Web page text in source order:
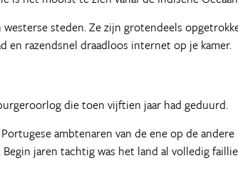
steden. Ze zijn grotendeels
en razendsnel draadloos internet op je kamer.
die toen vijftien jaar had geduurd.
ambtenaren van de ene op de andere
jaren tachtig was het land al volledig